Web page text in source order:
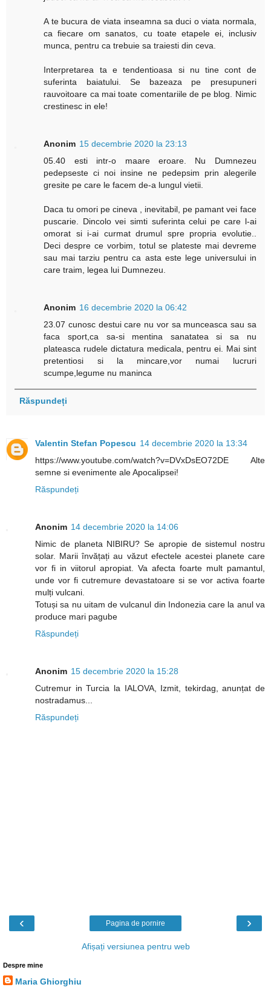
A te bucura de viata inseamna sa duci o viata normala,
ca fiecare om sanatos, cu toate etapele ei, inclusiv
munca, pentru ca trebuie sa traiesti din ceva.
Interpretarea ta e tendentioasa si nu tine cont de
suferinta baiatului. Se bazeaza pe presupuneri
rauvoitoare ca mai toate comentariile de pe blog. Nimic
crestinesc in ele!
Anonim 15 decembrie 2020 la 23:13
05.40 esti intr-o maare eroare. Nu Dumnezeu
pedepseste ci noi insine ne pedepsim prin alegerile
gresite pe care le facem de-a lungul vietii.
Daca tu omori pe cineva , inevitabil, pe pamant vei face
puscarie. Dincolo vei simti suferinta celui pe care l-ai
omorat si i-ai curmat drumul spre propria evolutie..
Deci despre ce vorbim, totul se plateste mai devreme
sau mai tarziu pentru ca asta este lege universului in
care traim, legea lui Dumnezeu.
Anonim 16 decembrie 2020 la 06:42
23.07 cunosc destui care nu vor sa munceasca sau sa
faca sport,ca sa-si mentina sanatatea si sa nu
plateasca rudele dictatura medicala, pentru ei. Mai sint
pretentiosi si la mincare,vor numai lucruri
scumpe,legume nu maninca
Răspundeți
Valentin Stefan Popescu 14 decembrie 2020 la 13:34
https://www.youtube.com/watch?v=DVxDsEO72DE Alte
semne si evenimente ale Apocalipsei!
Răspundeți
Anonim 14 decembrie 2020 la 14:06
Nimic de planeta NIBIRU? Se apropie de sistemul nostru
solar. Marii învățați au văzut efectele acestei planete care
vor fi in viitorul apropiat. Va afecta foarte mult pamantul,
unde vor fi cutremure devastatoare si se vor activa foarte
mulți vulcani.
Totuși sa nu uitam de vulcanul din Indonezia care la anul va
produce mari pagube
Răspundeți
Anonim 15 decembrie 2020 la 15:28
Cutremur in Turcia la IALOVA, Izmit, tekirdag, anunțat de
nostradamus...
Răspundeți
‹ ›
Pagina de pornire
Afișați versiunea pentru web
Despre mine
Maria Ghiorghiu